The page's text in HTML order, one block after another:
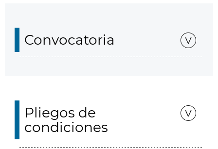
Convocatoria
Pliegos de
condiciones